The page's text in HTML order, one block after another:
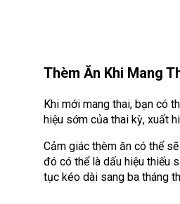
Thèm Ăn Khi Mang
Khi mới mang thai, bạn có
hiệu sớm của thai kỳ, xuất
Cảm giác thèm ăn có thể
đó có thể là dấu hiệu thiếu
tục kéo dài sang ba tháng